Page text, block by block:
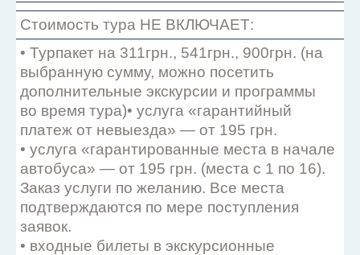
Стоимость тура НЕ ВКЛЮЧАЕТ:
• Турпакет на 311грн., 541грн., 900грн. (на
выбранную сумму, можно посетить
дополнительные экскурсии и программы
во время тура)• услуга «гарантийный
платеж от невыезда» — от 195 грн.
• услуга «гарантированные места в начале
автобуса» — от 195 грн. (места с 1 по 16).
Заказ услуги по желанию. Все места
подтверждаются по мере поступления
заявок.
• входные билеты в экскурсионные